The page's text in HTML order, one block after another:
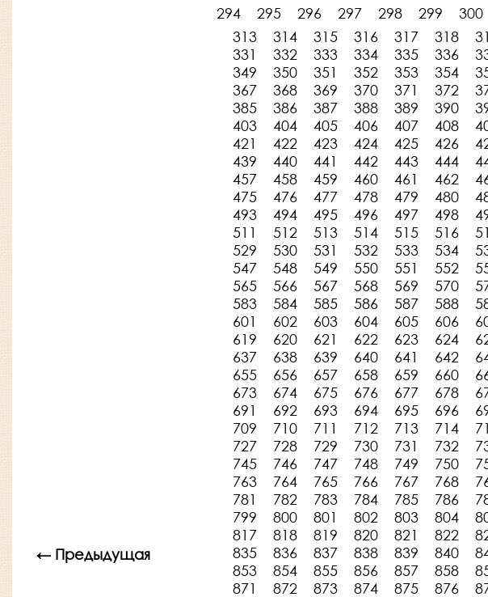
← Предыдущая
294
295 296 297 298 299 300
313
314 315 316 317 318
331
332 333 334 335 336
349
350 351 352 353 354
367
368 369 370 371 372
385
386 387 388 389 390
403
404 405 406 407 408
421
422 423 424 425 426
439
440 441 442 443 444
457
458 459 460 461 462
475
476 477 478 479 480
493
494 495 496 497 498
511
512 513 514 515 516
529
530 531 532 533 534
547
548 549 550 551 552
565
566 567 568 569 570
583
584 585 586 587 588
601
602 603 604 605 606
619
620 621 622 623 624
637
638 639 640 641 642
655
656 657 658 659 660
673
674 675 676 677 678
691
692 693 694 695 696
709
710 711 712 713 714
727
728 729 730 731 732
745
746 747 748 749 750
763
764 765 766 767 768
781
782 783 784 785 786
799
800 801 802 803 804
817
818 819 820 821 822
835
836 837 838 839 840
853
854 855 856 857 858
871
872 873 874 875 876